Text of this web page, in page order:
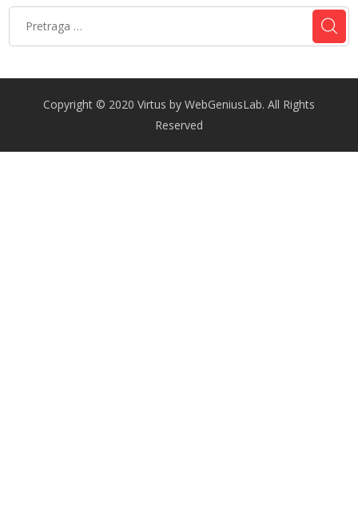
Copyright © 2020 Virtus by WebGeniusLab. All Rights
Reserved